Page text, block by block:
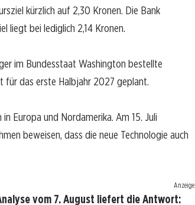
kürzlich auf 2,30 Kronen. Die Bank
liegt bei lediglich 2,14 Kronen.
im Bundesstaat Washington bestellte
für das erste Halbjahr 2027 geplant.
Europa und Nordamerika. Am 15. Juli
beweisen, dass die neue Technologie auch
Anzeige
vom 7. August liefert die Antwort: